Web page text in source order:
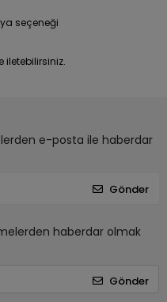
seçeneği
iletebilirsiniz.
e-posta ile haberdar
Gönder
haberdar olmak
Gönder